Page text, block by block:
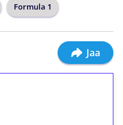
Formula 1
Jaa